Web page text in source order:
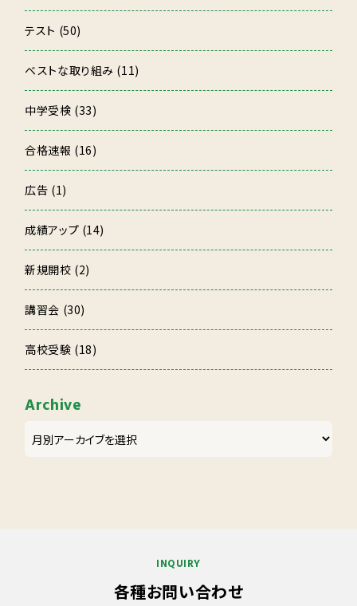
テスト (50)
ベストな取り組み (11)
中学受検 (33)
合格速報 (16)
広告 (1)
成績アップ (14)
新規開校 (2)
講習会 (30)
高校受験 (18)
Archive
INQUIRY
各種お問い合わせ